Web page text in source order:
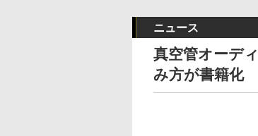
ニュース
真空管オーデ
み方が書籍化